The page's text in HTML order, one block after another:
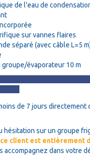
de l'eau de
sur vannes flaires
séparé (avec câble L=5
évaporateur 10 m
de 7 jours directement
hésitation sur un groupe
client est entièrement
accompagnez dans votre